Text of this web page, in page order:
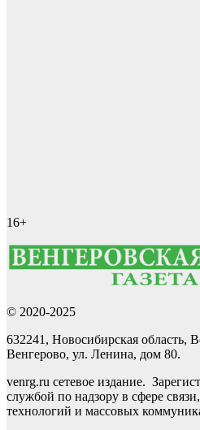
16+
© 2020-2025
632241, Новосибирская область,
Венгерово, ул. Ленина, дом 80.
venrg.ru сетевое издание.
службой по надзору в сфере
технологий и массовых